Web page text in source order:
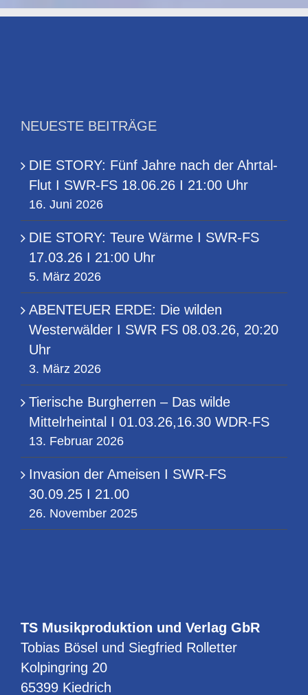
NEUESTE BEITRÄGE
DIE STORY: Fünf Jahre nach der Ahrtal-
Flut I SWR-FS 18.06.26 I 21:00 Uhr
16. Juni 2026
DIE STORY: Teure Wärme I SWR-FS
17.03.26 I 21:00 Uhr
5. März 2026
ABENTEUER ERDE: Die wilden
Westerwälder I SWR FS 08.03.26, 20:20
Uhr
3. März 2026
Tierische Burgherren – Das wilde
Mittelrheintal I 01.03.26,16.30 WDR-FS
13. Februar 2026
Invasion der Ameisen I SWR-FS
30.09.25 I 21.00
26. November 2025
TS Musikproduktion und Verlag GbR
Tobias Bösel und Siegfried Rolletter
Kolpingring 20
65399 Kiedrich